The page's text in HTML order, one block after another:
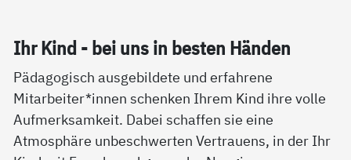
Ihr Kind - bei uns in bes­ten Hän­den
Pädagogisch ausgebildete und erfahrene
Mitarbeiter*innen schenken Ihrem Kind ihre volle
Aufmerksamkeit. Dabei schaffen sie eine
Atmosphäre unbeschwerten Vertrauens, in der Ihr